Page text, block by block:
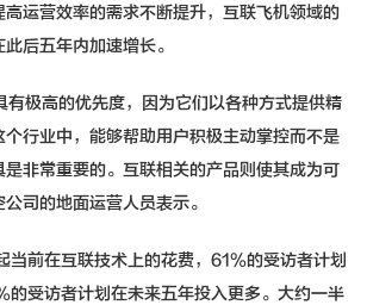
运营效率的需求不断提升，互联飞机领域的
后五年内加速增长。
行业中，能够帮助用户积极主动掌控而不是
非常重要的。互联相关的产品则使其成为可
司的地面运营人员表示。
的受访者计划在未来五年投入更多。大约一半